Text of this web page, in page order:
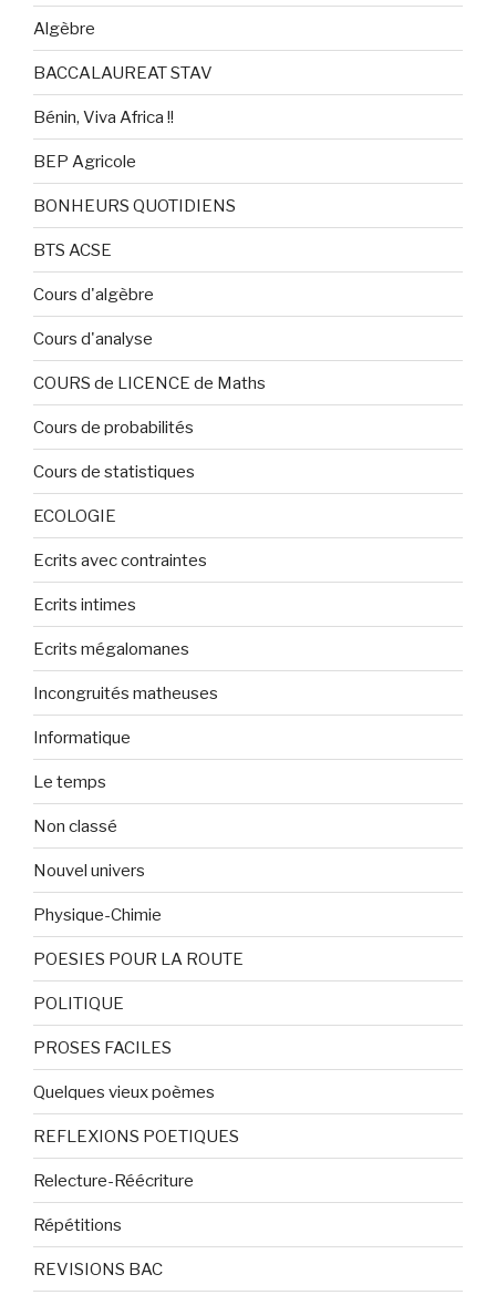
Algèbre
BACCALAUREAT STAV
Bénin, Viva Africa !!
BEP Agricole
BONHEURS QUOTIDIENS
BTS ACSE
Cours d'algèbre
Cours d'analyse
COURS de LICENCE de Maths
Cours de probabilités
Cours de statistiques
ECOLOGIE
Ecrits avec contraintes
Ecrits intimes
Ecrits mégalomanes
Incongruités matheuses
Informatique
Le temps
Non classé
Nouvel univers
Physique-Chimie
POESIES POUR LA ROUTE
POLITIQUE
PROSES FACILES
Quelques vieux poèmes
REFLEXIONS POETIQUES
Relecture-Réécriture
Répétitions
REVISIONS BAC